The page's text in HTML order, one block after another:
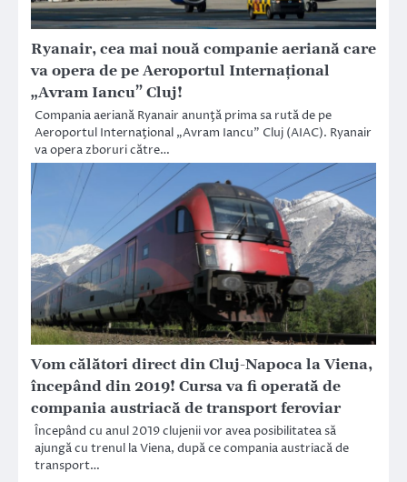
Ryanair, cea mai nouă companie aeriană care
va opera de pe Aeroportul Internaţional
„Avram Iancu” Cluj!
Compania aeriană Ryanair anunţă prima sa rută de pe
Aeroportul Internaţional „Avram Iancu” Cluj (AIAC). Ryanair
va opera zboruri către…
Vom călători direct din Cluj-Napoca la Viena,
începând din 2019! Cursa va fi operată de
compania austriacă de transport feroviar
Începând cu anul 2019 clujenii vor avea posibilitatea să
ajungă cu trenul la Viena, după ce compania austriacă de
transport…